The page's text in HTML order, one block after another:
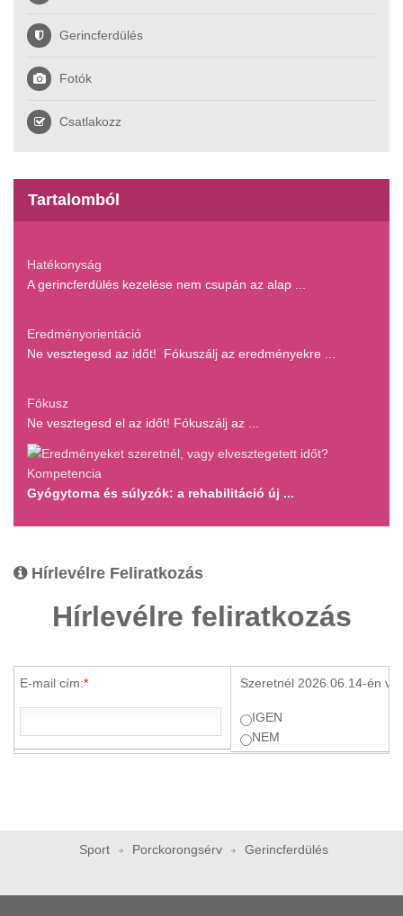
Gerincferdülés
Fotók
Csatlakozz
Tartalomból
Hatékonyság
A gerincferdülés kezelése nem csupán az alap ...
Eredményorientáció
Ne vesztegesd az időt! Fókuszálj az eredményekre ...
Fókusz
Ne vesztegesd el az időt! Fókuszálj az ...
Kompetencia
Gyógytorna és súlyzók: a rehabilitáció új ...
Hírlevélre Feliratkozás
Hírlevélre feliratkozás
E-mail cím:* Szeretnél 2026.06.14-én
IGEN
NEM
Sport Porckorongsérv Gerincferdülés